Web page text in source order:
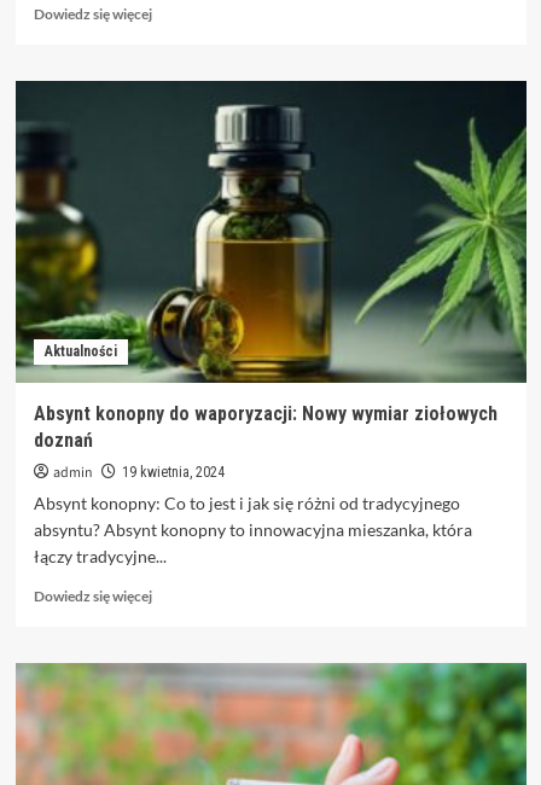
Dowiedz się więcejDowiedz
o
budowlanych
najlepszego
Aktualności
Absynt konopny do waporyzacji: Nowy wymiar ziołowych
doznań
admin 19 kwietnia, 2024
Absynt konopny: Co to jest i jak się różni od tradycyjnego
absyntu? Absynt konopny to innowacyjna mieszanka, która
łączy tradycyjne...
Dowiedz się więcejDowiedz
o
Absynt
konopny
do
waporyzacji:
Nowy